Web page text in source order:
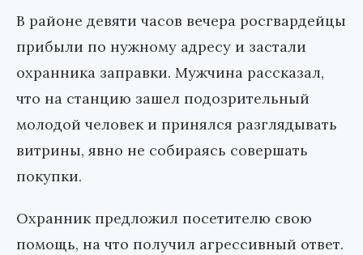
В районе девяти часов вечера росгвардейцы
прибыли по нужному адресу и застали
охранника заправки. Мужчина рассказал,
что на станцию зашел подозрительный
молодой человек и принялся разглядывать
витрины, явно не собираясь совершать
покупки.
Охранник предложил посетителю свою
помощь, на что получил агрессивный ответ.